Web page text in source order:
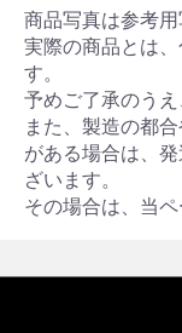
商品写真は参考用
実際の商品とは
す。
予めご了承のうえ
また、製造の都
がある場合は、
ざいます。
その場合は、当